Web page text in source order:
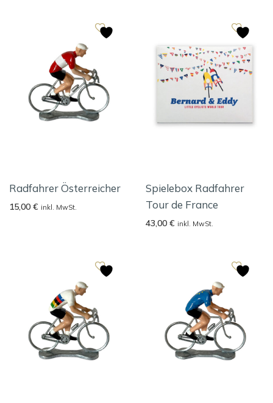
Radfahrer Österreicher
15,00 € inkl. MwSt.
Spielebox Radfahrer
Tour de France
43,00 € inkl. MwSt.